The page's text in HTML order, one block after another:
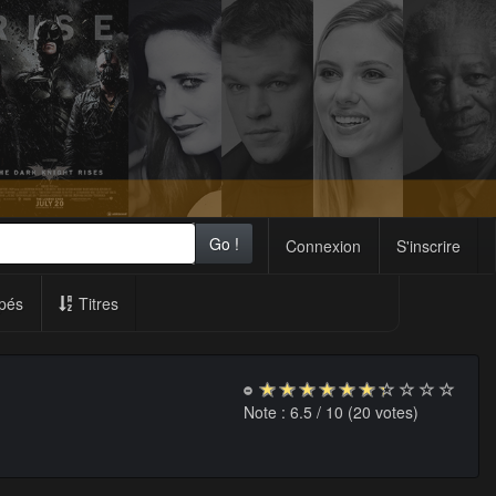
Connexion S'inscrire
Go !
Titres
Note : 6.5 / 10 (20 votes)